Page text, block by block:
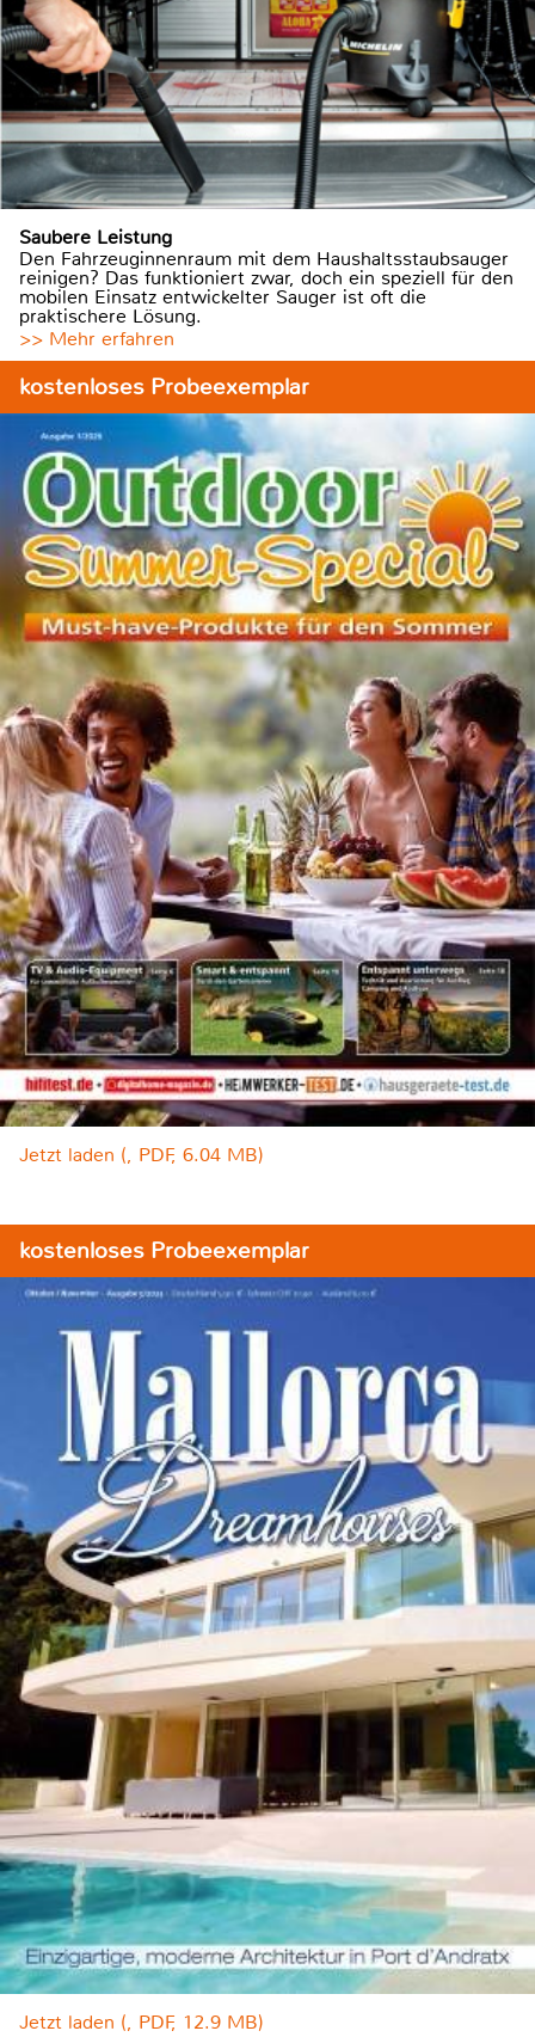
Saubere Leistung
Den Fahrzeuginnenraum mit dem Haushaltsstaubsauger
reinigen? Das funktioniert zwar, doch ein speziell für den
mobilen Einsatz entwickelter Sauger ist oft die
praktischere Lösung.
>> Mehr erfahren
kostenloses Probeexemplar
Jetzt laden (, PDF, 6.04 MB)
kostenloses Probeexemplar
Jetzt laden (, PDF, 12.9 MB)